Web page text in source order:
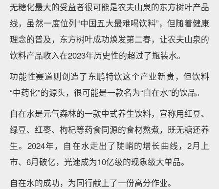
无糖化最大的受益者很可能是农夫山泉的东方树叶产品
线，虽然一度位列“中国五大最难喝饮料”，但随着健康
理念的普及，东方树叶成功焕发第二春，让农夫山泉的
饮料产品收入在2023年历史性的超过了瓶装水。
功能性赛道则创造了东鹏特饮这个产业新贵，但饮料
“中药化”的源头，很可能是一款名为“自在水”的饮品。
自在水是元气森林的一款中式养生饮料，宣称用红豆、
绿豆、红枣、枸杞等药食同源的食材熬煮，既无糖还养
生。2024年，自在水走出了陡峭的增长曲线，2月上
市、6月破亿，光速成为10亿级的现象级大单品。
自在水的成功，为同行献上了一份高分作业。